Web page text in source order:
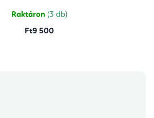
Raktáron (3 db)
Ft9 500